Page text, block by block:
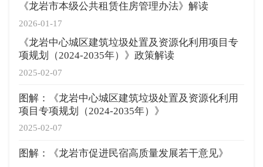
2026-01-17
《龙岩市本级公共租赁住房管理办法》解读
2025-02-07
《龙岩中心城区建筑垃圾处置及资源化利用项目专
项规划（2024-2035年）》政策解读
2025-02-07
图解：《龙岩中心城区建筑垃圾处置及资源化利用
项目专项规划（2024-2035年）》
图解：《龙岩市促进民宿高质量发展若干意见》